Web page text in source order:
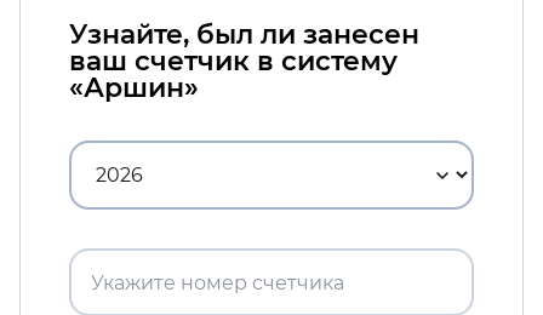
Узнайте, был ли занесен
ваш счетчик в систему
«Аршин»